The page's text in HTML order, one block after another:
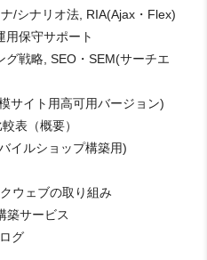
/シナリオ法, RIA(Ajax・Flex)
保守サポート
戦略, SEO・SEM(サーチエ
サイト用高可用バージョン)
表（概要）
イルショップ構築用)
ウェブの取り組み
築サービス
グ